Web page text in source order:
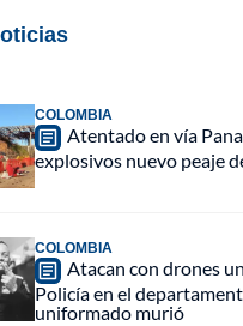
COLOMBIA
Atentado en vía
explosivos nuevo peaje
COLOMBIA
Atacan con drones
Policía en el
uniformado murió